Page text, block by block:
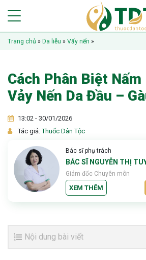
Trang chủ » Da liễu » Vẩy nến »
Cách Phân Biệt Nấm
Vảy Nến Da Đầu –
13:02 - 30/01/2026
Tác giả:Thuốc Dân Tộc
Bác sĩ phụ trách
BÁC SĨ NGUYỄN THỊ
Giám đốc Chuyên môn
XEM THÊM
Nội dung bài viết